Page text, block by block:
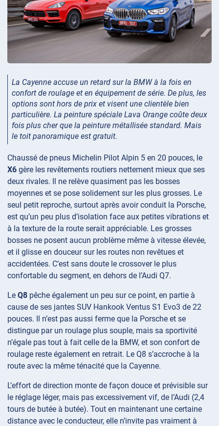
La Cayenne accuse un retard sur la BMW à la fois en
confort de roulage et en équipement de série. De plus, les
options sont hors de prix et visent une clientèle bien
particulière. La peinture spéciale Lava Orange coûte deux
fois plus cher que la peinture métallisée standard. Mais
le toit panoramique est gratuit.
Chaussé de pneus Michelin Pilot Alpin 5 en 20 pouces, le
X6 gère les revêtements routiers nettement mieux que ses
deux rivales. Il ne relève quasiment pas les bosses
moyennes et se pose solidement sur les plus grosses. Le
seul petit reproche, surtout après avoir conduit la Porsche,
est qu’un peu plus d’isolation face aux petites vibrations et
à la texture de la route serait appréciable. Les grosses
bosses ne posent aucun problème même à vitesse élevée,
et il glisse en douceur sur les routes non revêtues et
accidentées. C’est sans doute le crossover le plus
confortable du segment, en dehors de l’Audi Q7.
Le Q8 pêche également un peu sur ce point, en partie à
cause de ses jantes SUV Hankook Ventus S1 Evo3 de 22
pouces. Il n’est pas aussi ferme que la Porsche et se
distingue par un roulage plus souple, mais sa sportivité
n’égale pas tout à fait celle de la BMW, et son confort de
roulage reste également en retrait. Le Q8 s’accroche à la
route avec la même ténacité que la Cayenne.
L’effort de direction monte de façon douce et prévisible sur
le réglage léger, mais pas excessivement vif, de l’Audi (2,4
tours de butée à butée). Tout en maintenant une certaine
distance avec le conducteur, elle n’invite pas vraiment à